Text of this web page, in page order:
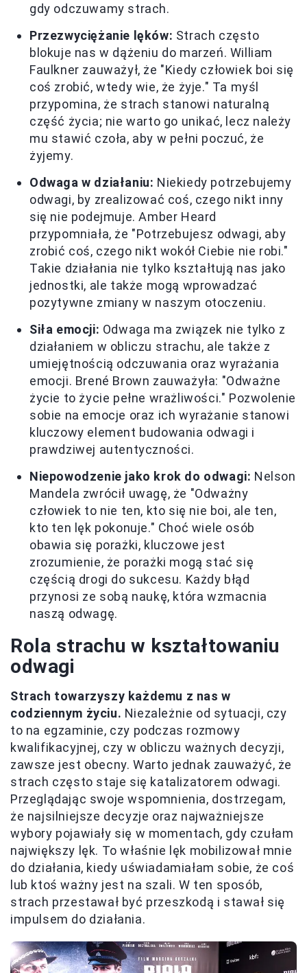
gdy odczuwamy strach.
Przezwyciężanie lęków: Strach często
blokuje nas w dążeniu do marzeń. William
Faulkner zauważył, że "Kiedy człowiek boi się
coś zrobić, wtedy wie, że żyje." Ta myśl
przypomina, że strach stanowi naturalną
część życia; nie warto go unikać, lecz należy
mu stawić czoła, aby w pełni poczuć, że
żyjemy.
Odwaga w działaniu: Niekiedy potrzebujemy
odwagi, by zrealizować coś, czego nikt inny
się nie podejmuje. Amber Heard
przypomniała, że "Potrzebujesz odwagi, aby
zrobić coś, czego nikt wokół Ciebie nie robi."
Takie działania nie tylko kształtują nas jako
jednostki, ale także mogą wprowadzać
pozytywne zmiany w naszym otoczeniu.
Siła emocji: Odwaga ma związek nie tylko z
działaniem w obliczu strachu, ale także z
umiejętnością odczuwania oraz wyrażania
emocji. Brené Brown zauważyła: "Odważne
życie to życie pełne wrażliwości." Pozwolenie
sobie na emocje oraz ich wyrażanie stanowi
kluczowy element budowania odwagi i
prawdziwej autentyczności.
Niepowodzenie jako krok do odwagi: Nelson
Mandela zwrócił uwagę, że "Odważny
człowiek to nie ten, kto się nie boi, ale ten,
kto ten lęk pokonuje." Choć wiele osób
obawia się porażki, kluczowe jest
zrozumienie, że porażki mogą stać się
częścią drogi do sukcesu. Każdy błąd
przynosi ze sobą naukę, która wzmacnia
naszą odwagę.
Rola strachu w kształtowaniu
odwagi
Strach towarzyszy każdemu z nas w
codziennym życiu. Niezależnie od sytuacji, czy
to na egzaminie, czy podczas rozmowy
kwalifikacyjnej, czy w obliczu ważnych decyzji,
zawsze jest obecny. Warto jednak zauważyć, że
strach często staje się katalizatorem odwagi.
Przeglądając swoje wspomnienia, dostrzegam,
że najsilniejsze decyzje oraz najważniejsze
wybory pojawiały się w momentach, gdy czułam
największy lęk. To właśnie lęk mobilizował mnie
do działania, kiedy uświadamiałam sobie, że coś
lub ktoś ważny jest na szali. W ten sposób,
strach przestawał być przeszkodą i stawał się
impulsem do działania.